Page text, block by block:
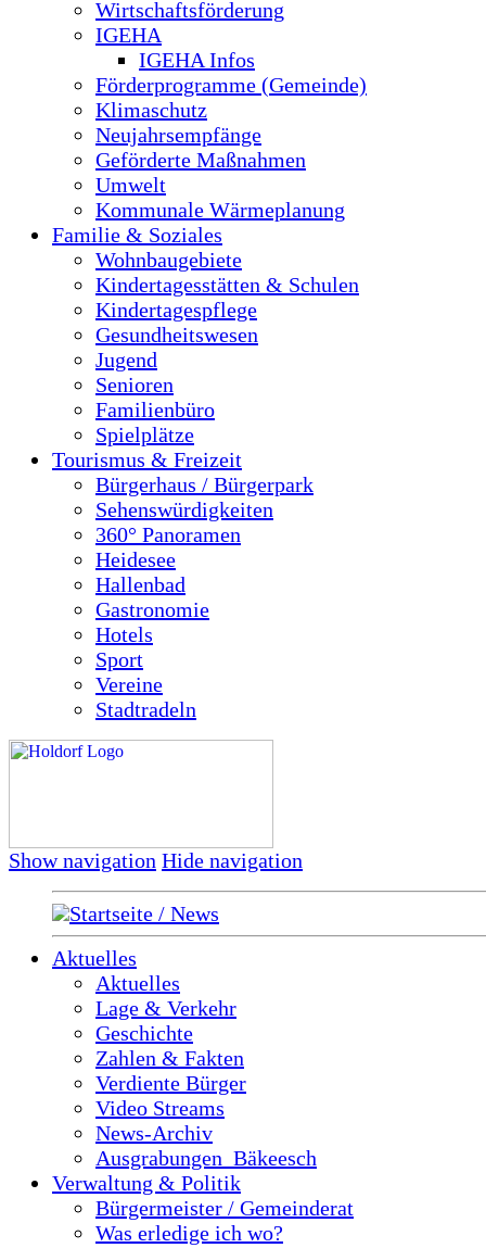
Wirtschaftsförderung
IGEHA
IGEHA Infos
Förderprogramme (Gemeinde)
Klimaschutz
Neujahrsempfänge
Geförderte Maßnahmen
Umwelt
Kommunale Wärmeplanung
Familie & Soziales
Wohnbaugebiete
Kindertagesstätten & Schulen
Kindertagespflege
Gesundheitswesen
Jugend
Senioren
Familienbüro
Spielplätze
Tourismus & Freizeit
Bürgerhaus / Bürgerpark
Sehenswürdigkeiten
360° Panoramen
Heidesee
Hallenbad
Gastronomie
Hotels
Sport
Vereine
Stadtradeln
Show navigation Hide navigation
Startseite / News
Aktuelles
Aktuelles
Lage & Verkehr
Geschichte
Zahlen & Fakten
Verdiente Bürger
Video Streams
News-Archiv
Ausgrabungen_Bäkeesch
Verwaltung & Politik
Bürgermeister / Gemeinderat
Was erledige ich wo?